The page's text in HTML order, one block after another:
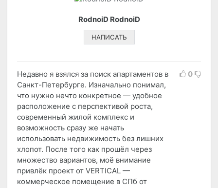
RodnoiD RodnoiD
НАПИСАТЬ
Недавно я взялся за поиск апартаментов в
Санкт-Петербурге. Изначально понимал,
что нужно нечто конкретное — удобное
расположение с перспективой роста,
современный жилой комплекс и
возможность сразу же начать
использовать недвижимость без лишних
хлопот. После того как прошёл через
множество вариантов, моё внимание
привлёк проект от VERTICAL —
коммерческое помещение в СПб от
0